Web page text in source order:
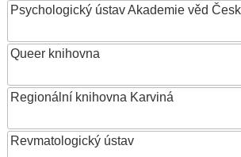
Psychologický ústav Akademie věd
Queer knihovna
Regionální knihovna Karviná
Revmatologický ústav